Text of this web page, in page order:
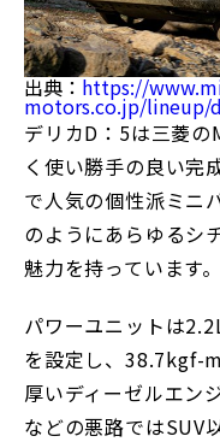
出典：https://
motors.co.jp/lineup/
デリカD：5は三菱
く使い勝手の良い完
で人気の個性派ミニ
のようにあらゆるシ
魅力を持っています。
パワーユニットは
を設定し、38.7kgf-
厚いディーゼルエン
などの悪路ではSUV